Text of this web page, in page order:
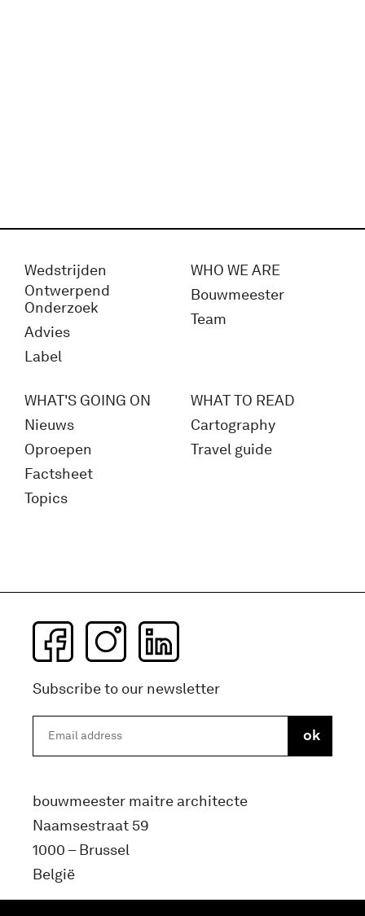
Wedstrijden
Ontwerpend
Onderzoek
Advies
Label
WHO WE ARE
Bouwmeester
Team
WHAT'S GOING ON
Nieuws
Oproepen
Factsheet
Topics
WHAT TO READ
Cartography
Travel guide
Subscribe to our newsletter
bouwmeester maitre architecte
Naamsestraat 59
1000 – Brussel
België